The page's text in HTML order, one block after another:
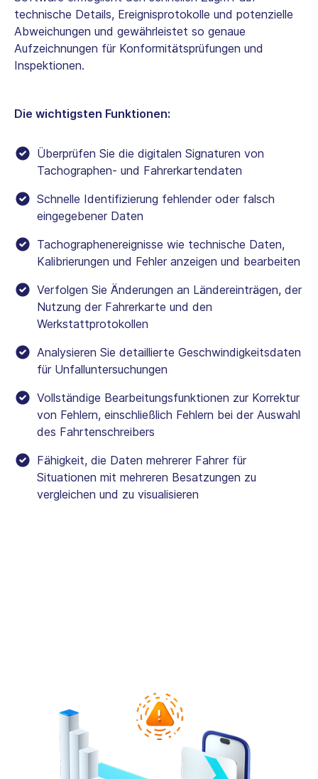
technische Details, Ereignisprotokolle und potenzielle
Abweichungen und gewährleistet so genaue
Aufzeichnungen für Konformitätsprüfungen und
Inspektionen.
Die wichtigsten Funktionen:
Überprüfen Sie die digitalen Signaturen von
Tachographen- und Fahrerkartendaten
Schnelle Identifizierung fehlender oder falsch
eingegebener Daten
Tachographenereignisse wie technische Daten,
Kalibrierungen und Fehler anzeigen und bearbeiten
Verfolgen Sie Änderungen an Ländereinträgen, der
Nutzung der Fahrerkarte und den
Werkstattprotokollen
Analysieren Sie detaillierte Geschwindigkeitsdaten
für Unfalluntersuchungen
Vollständige Bearbeitungsfunktionen zur Korrektur
von Fehlern, einschließlich Fehlern bei der Auswahl
des Fahrtenschreibers
Fähigkeit, die Daten mehrerer Fahrer für
Situationen mit mehreren Besatzungen zu
vergleichen und zu visualisieren